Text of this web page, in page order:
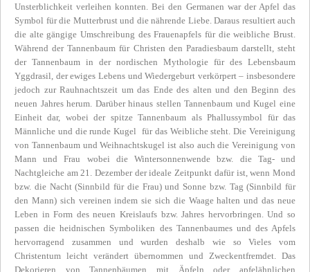
Unsterblichkeit verleihen konnten. Bei den Germanen war der Apfel das
Symbol für die Mutterbrust und die nährende Liebe. Daraus resultiert auch
die alte gängige Umschreibung des Frauenapfels für die weibliche Brust.
Während der Tannenbaum für Christen den Paradiesbaum darstellt, steht
der Tannenbaum in der nordischen Mythologie für des Lebensbaum
Yggdrasil, der ewiges Lebens und Wiedergeburt verkörpert – insbesondere
jedoch zur Rauhnachtszeit um das Ende des alten und den Beginn des
neuen Jahres herum. Darüber hinaus stellen Tannenbaum und Kugel eine
Einheit dar, wobei der spitze Tannenbaum als Phallussymbol für das
Männliche und die runde Kugel für das Weibliche steht. Die Vereinigung
von Tannenbaum und Weihnachtskugel ist also auch die Vereinigung von
Mann und Frau wobei die Wintersonnenwende bzw. die Tag- und
Nachtgleiche am 21. Dezember der ideale Zeitpunkt dafür ist, wenn Mond
bzw. die Nacht (Sinnbild für die Frau) und Sonne bzw. Tag (Sinnbild für
den Mann) sich vereinen indem sie sich die Waage halten und das neue
Leben in Form des neuen Kreislaufs bzw. Jahres hervorbringen. Und so
passen die heidnischen Symboliken des Tannenbaumes und des Apfels
hervorragend zusammen und wurden deshalb wie so Vieles vom
Christentum leicht verändert übernommen und Zweckentfremdet. Das
Dekorieren von Tannenbäumen mit Äpfeln oder apfelähnlichen